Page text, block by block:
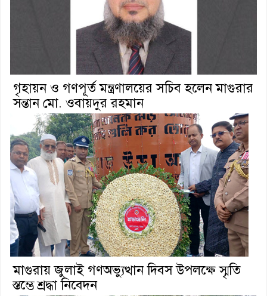
গৃহায়ন ও গণপূর্ত মন্ত্রণালয়ের সচিব হলেন মাগুরার
সন্তান মো. ওবায়দুর রহমান
মাগুরায় জুলাই গণঅভ্যুত্থান দিবস উপলক্ষে স্মৃতি
স্তম্ভে শ্রদ্ধা নিবেদন